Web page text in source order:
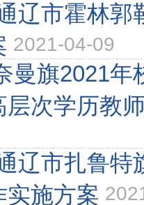
辽市霍林郭
2021-04-09
曼旗2021年
层次学历教
辽市扎鲁特
实施方案